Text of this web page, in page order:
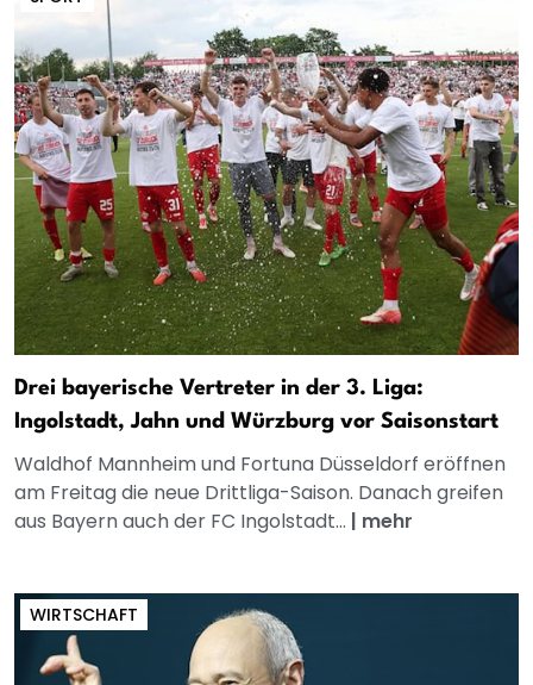
Drei bayerische Vertreter in der 3. Liga:
Ingolstadt, Jahn und Würzburg vor Saisonstart
Waldhof Mannheim und Fortuna Düsseldorf eröffnen
am Freitag die neue Drittliga-Saison. Danach greifen
aus Bayern auch der FC Ingolstadt... | mehr
WIRTSCHAFT